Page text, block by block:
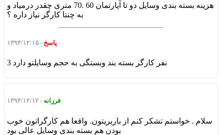
هزینه بسته بندی وسایل دو تا آپارتمان 60 .70 متری چقدر درمیاد و
به چنتا کارگر نیاز داره ؟
پاسخ - ۱۳۹۴/۱۲/۱۵
3 نفر کارگر بسته بند وبستگی به حجم وسایلتو دارد
فرزانه - ۱۳۹۴/۱۲/۱۲
سلام . خواستم تشکر کنم از باربریتون. واقعا هم کارگراتون خوب
بودن هم بسته بندی وسایل عالی بود